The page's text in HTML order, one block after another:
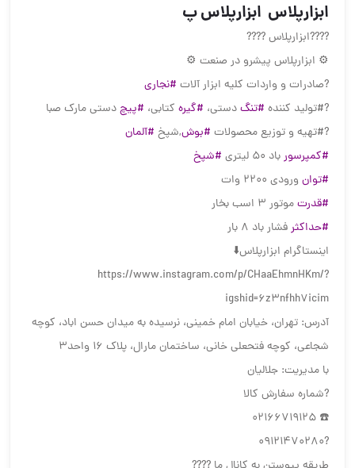
️️️️ابزارپلاس ️️️️ ابزارپلاس پ
?️?️?️?️ابزارپلاس ?️?️?️?️
⚙ ابزارپلاس پیشرو در صنعت ⚙
?صادرات و واردات کلیه ابزار آلات #نجاری
?#تولید کننده #تنگدستی، #گیره کتابی، #پیچدستی مارک صبا
?#تهیه و توزیع محصولات #بوش,شپخ #آلمان
#کمپرسورباد 50 لیتری
#شپخ
#توان ورودی 2200 وات
#قدرتموتور 3 اسب بخار
#حداکثرفشار باد 8 بار
اینستاگرام ابزارپلاس⬇️
https://www.instagram.com/p/CHaaEhmnHKm/?
igshid=6z3nfhh7icim
آدرس: تهران، خیابان امام خمینی، نرسیده به میدان حسن اباد، کوچه
شجاعی، کوچه فتحعلی خانی، ساختمان مارال، پلاک ۱۶ واحد۳
با مدیریت: جلالیان
?شماره سفارش کالا
☎️ 02166719125
?09121470280